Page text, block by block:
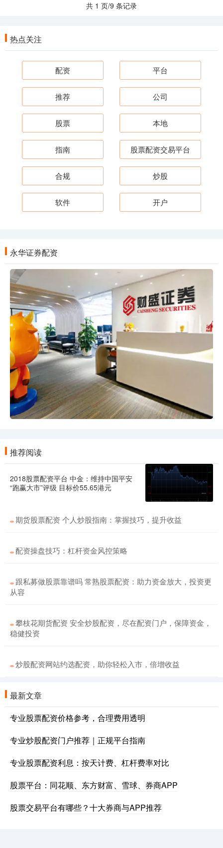
共 1 页/9 条记录
热点关注
配资 平台
推荐 公司
股票 本地
指南 股票配资交易平台
合规 炒股
软件 开户
永华证券配资
推荐阅读
2018股票配资平台 中金：维持中国平安
“跑赢大市”评级 目标价55.65港元
期货股票配资 个人炒股指南：掌握技巧，提升收益
配资操盘技巧：杠杆资金风控策略
跟私募做股票靠谱吗 常熟股票配资：助力资金放大，投资更
从容
攀枝花期货配资 安全炒股配资，尽在配资门户，保障资金，
稳健投资
炒股配资网站约选配资，助你轻松入市，倍增收益
最新文章
专业股票配资价格参考，合理费用透明
专业炒股配资门户推荐｜正规平台指南
专业股票配资利息：按天计费、杠杆费率对比
股票平台：同花顺、东方财富、雪球、券商APP
股票交易平台有哪些？十大券商与APP推荐